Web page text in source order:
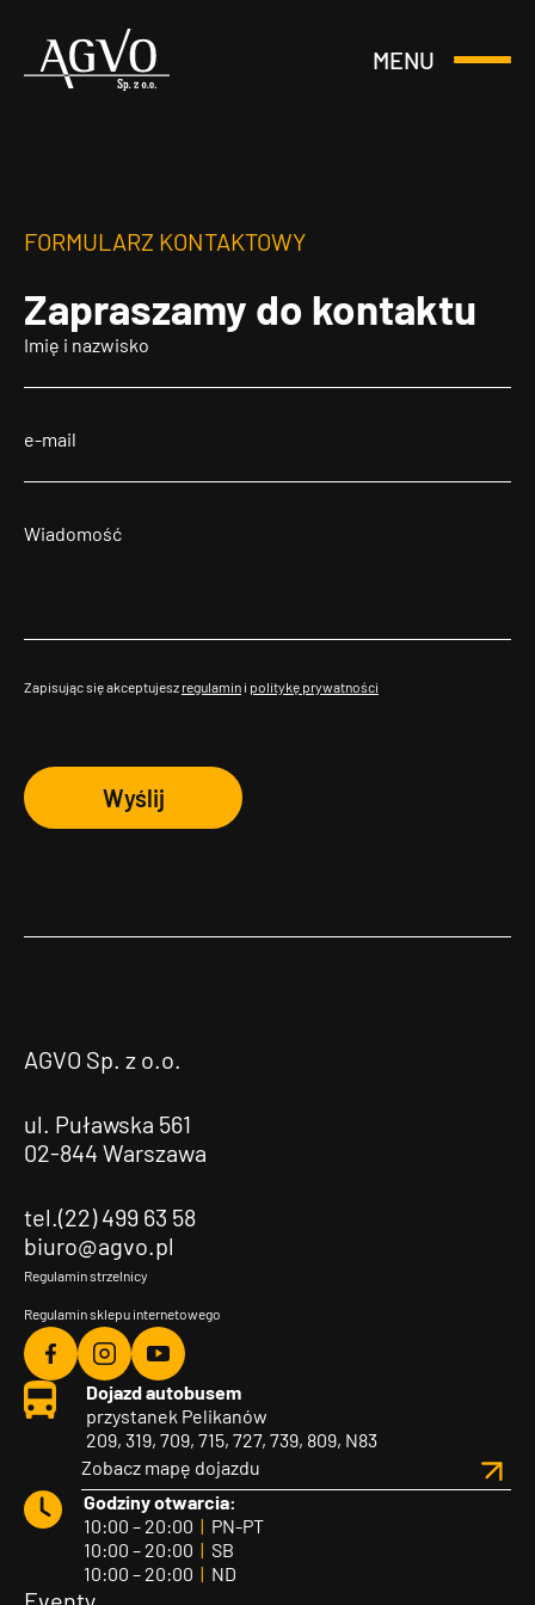
Header
MENU
Otwórz
FORMULARZ KONTAKTOWY
Zapraszamy do kontaktu
Zapisując się akceptujesz regulamin i politykę prywatności
Wyślij
AGVO Sp. z o.o.
ul. Puławska 561
02-844 Warszawa
tel.(22) 499 63 58
biuro@agvo.pl
Regulamin strzelnicy
Regulamin sklepu internetowego
Agvo
Facebook
Agvo
Instagram
Agvo
YouTube
Dojazd autobusem
przystanek Pelikanów
209, 319, 709, 715, 727, 739, 809, N83
Zobacz mapę dojazdu
Godziny otwarcia:
10:00 – 20:00 | PN-PT
10:00 – 20:00 | SB
10:00 – 20:00 | ND